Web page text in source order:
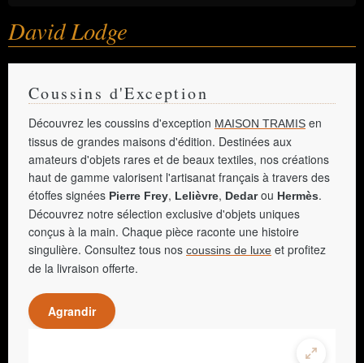
David Lodge
Coussins d'Exception
Découvrez les coussins d'exception MAISON TRAMIS en
tissus de grandes maisons d'édition. Destinées aux
amateurs d'objets rares et de beaux textiles, nos créations
haut de gamme valorisent l'artisanat français à travers des
étoffes signées Pierre Frey, Lelièvre, Dedarou Hermès.
Découvrez notre sélection exclusive d'objets uniques
conçus à la main. Chaque pièce raconte une histoire
singulière. Consultez tous nos coussins de luxe et profitez
de la livraison offerte.
Agrandir